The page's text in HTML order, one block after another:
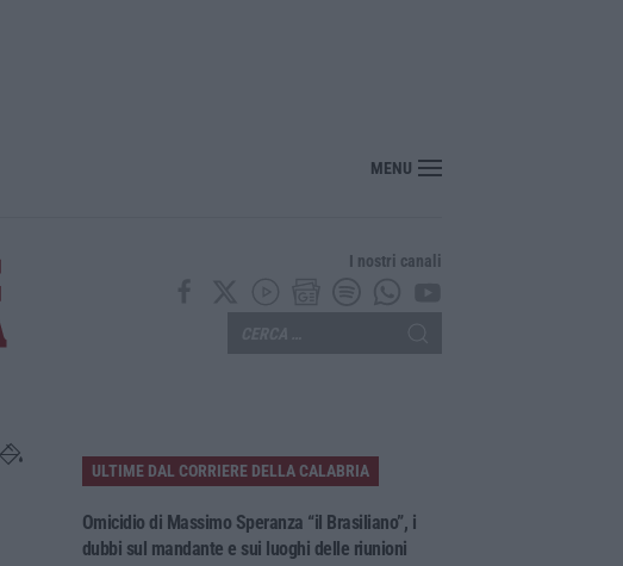
MENU
I nostri canali
ULTIME DAL CORRIERE DELLA CALABRIA
Omicidio di Massimo Speranza “il Brasiliano”, i
dubbi sul mandante e sui luoghi delle riunioni